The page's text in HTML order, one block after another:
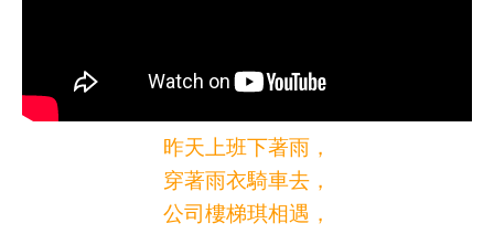
昨天上班下著雨，
穿著雨衣騎車去，
公司樓梯琪相遇，